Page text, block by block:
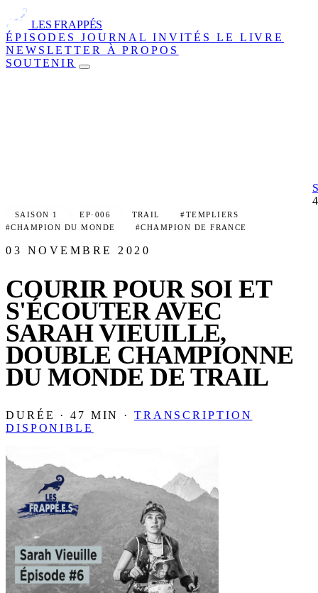
LES FRAPPÉS
ÉPISODES JOURNAL INVITÉSLE LIVRE
NEWSLETTER À PROPOS
SOUTENIR
SAISON 1 EP·006 TRAIL
#TEMPLIERS
#CHAMPION DU MONDE
#CHAMPION DE FRANCE
03 NOVEMBRE 2020
COURIR POUR SOI ET
S'ÉCOUTER AVEC
SARAH VIEUILLE,
DOUBLE CHAMPIONNE
DU MONDE DE TRAIL
DURÉE · 47 MIN · TRANSCRIPTION
DISPONIBLE